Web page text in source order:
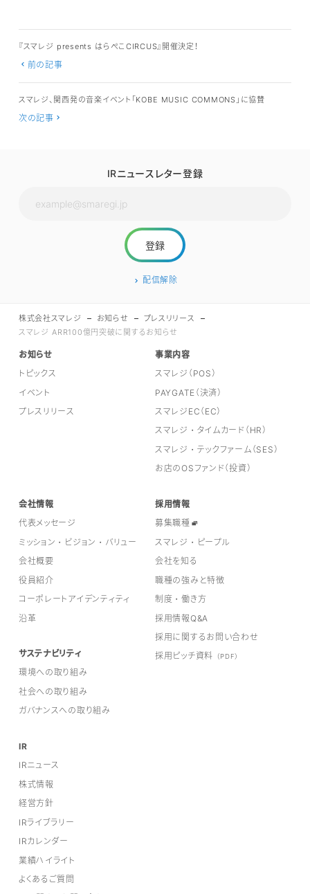
『スマレジ presents はらぺこCIRCUS』開催決定！
前の記事
スマレジ、関西発の音楽イベント「KOBE MUSIC COMMONS」に協賛
次の記事
IRニュースレター登録
配信解除
株式会社スマレジ お知らせ
プレスリリース
スマレジ ARR100億円突破に関するお知らせ
お知らせ
トピックス
イベント
プレスリリース
事業内容
スマレジ（POS）
PAYGATE（決済）
スマレジEC（EC）
スマレジ・タイムカード（HR）
スマレジ・テックファーム（SES）
お店のOSファンド（投資）
会社情報
代表メッセージ
ミッション・ビジョン・バリュー
会社概要
役員紹介
コーポレートアイデンティティ
沿革
サステナビリティ
環境への取り組み
社会への取り組み
ガバナンスへの取り組み
採用情報
募集職種
スマレジ・ピープル
会社を知る
職種の強みと特徴
制度・働き方
採用情報Q&A
採用に関するお問い合わせ
採用ピッチ資料
（PDF）
IR
IRニュース
株式情報
経営方針
IRライブラリー
IRカレンダー
業績ハイライト
よくあるご質問